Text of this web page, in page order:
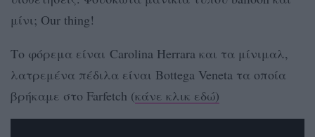
μίνι; Our thing!
Το φόρεμα είναι Carolina Herrara και τα μίνιμαλ,
λατρεμένα πέδιλα είναι Bottega Veneta τα οποία
βρήκαμε στο Farfetch (κάνε κλικ εδώ)